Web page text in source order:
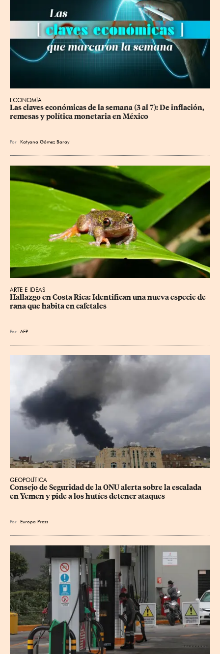
ECONOMÍA
Las claves económicas de la semana (3 al 7): De inflación,
remesas y política monetaria en México
Por Katyana Gómez Baray
ARTE E IDEAS
Hallazgo en Costa Rica: Identifican una nueva especie de
rana que habita en cafetales
Por AFP
GEOPOLÍTICA
Consejo de Seguridad de la ONU alerta sobre la escalada
en Yemen y pide a los hutíes detener ataques
Por Europa Press